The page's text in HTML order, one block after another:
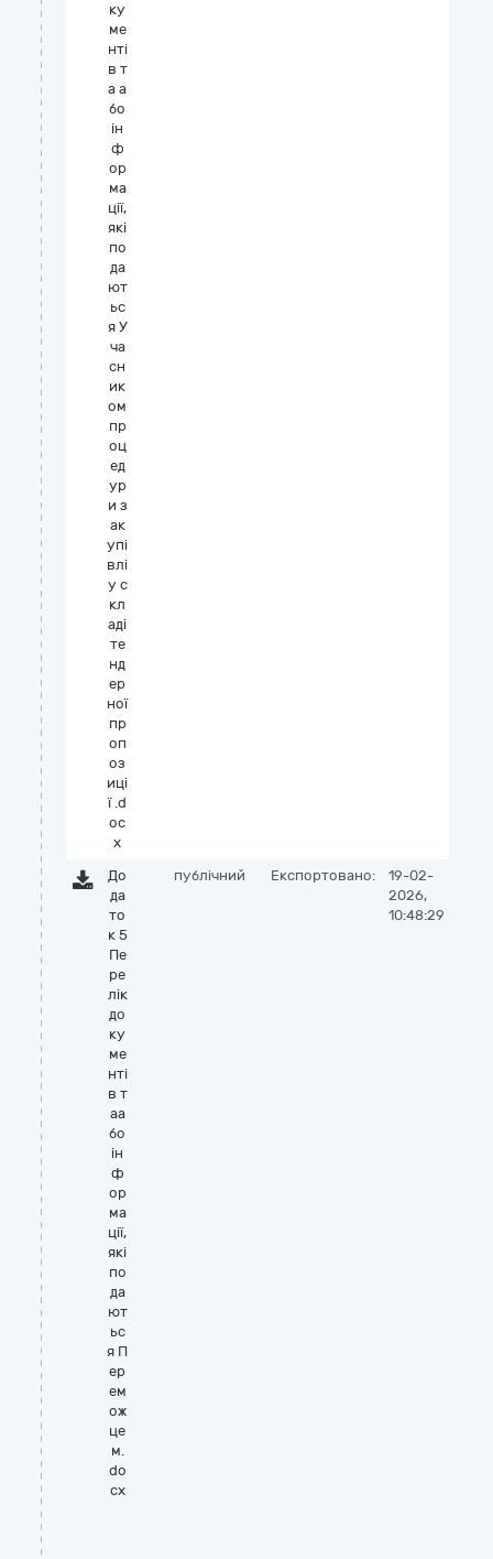
ку
ме
нті
в т
а а
бо
ін
ф
ор
ма
ції,
які
по
да
ют
ьс
я У
ча
сн
ик
ом
пр
оц
ед
ур
и з
ак
упі
влі
у с
кл
аді
те
нд
ер
ної
пр
оп
оз
иці
ї .d
oc
x
До
да
то
к 5
Пе
ре
лік
до
ку
ме
нті
в т
аа
бо
ін
ф
ор
ма
ції,
які
по
да
ют
ьс
я П
ер
ем
ож
це
м.
do
cx
публічний Експортовано:
19-02-
2026,
10:48:29